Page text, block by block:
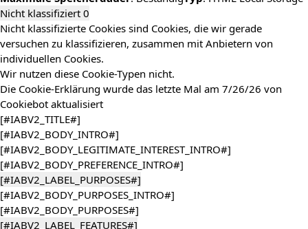
Nicht klassifiziert 0
Nicht klassifizierte Cookies sind Cookies, die wir gerade
versuchen zu klassifizieren, zusammen mit Anbietern von
individuellen Cookies.
Wir nutzen diese Cookie-Typen nicht.
Die Cookie-Erklärung wurde das letzte Mal am 7/26/26 von
Cookiebot aktualisiert
[#IABV2_TITLE#]
[#IABV2_BODY_INTRO#]
[#IABV2_BODY_LEGITIMATE_INTEREST_INTRO#]
[#IABV2_BODY_PREFERENCE_INTRO#]
[#IABV2_LABEL_PURPOSES#]
[#IABV2_BODY_PURPOSES_INTRO#]
[#IABV2_BODY_PURPOSES#]
[#IABV2_LABEL_FEATURES#]